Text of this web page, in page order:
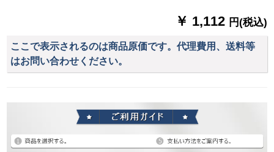
￥ 1,112 円(税込)
ここで表示されるのは商品原価です。代理費用、送料等
はお問い合わせください。